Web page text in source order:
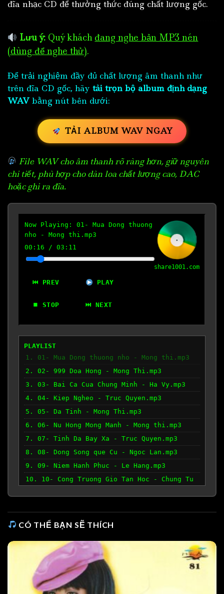
đĩa nhạc CD để thưởng thức đúng chất lượng gốc.
Lưu ý: Quý khách đang nghe bản MP3 nén
(dùng để nghe thử).
Để trải nghiệm đầy đủ chất lượng âm thanh như
trên đĩa CD gốc, hãy tải trọn bộ album định dạng
WAV bằng nút bên dưới:
TẢI ALBUM WAV NGAY
File WAV cho âm thanh rõ ràng hơn, giữ nguyên
chi tiết, phù hợp cho dàn loa chất lượng cao, DAC
hoặc ghi ra đĩa.
Now Playing: 01- Mua Dong thuong
nho - Mong thi.mp3
00:17 / 03:11
⏮ PREV PLAY
⏹ STOP ⏭ NEXT
share1001.com
PLAYLIST
1. 01- Mua Dong thuong nho - Mong thi.mp3
2. 02- 999 Doa Hong - Mong Thi.mp3
3. 03- Bai Ca Cua Chung Minh - Ha Vy.mp3
4. 04- Kiep Ngheo - Truc Quyen.mp3
5. 05- Da Tinh - Mong Thi.mp3
6. 06- Nu Hong Mong Manh - Mong thi.mp3
7. 07- Tinh Da Bay Xa - Truc Quyen.mp3
8. 08- Dong Song que Cu - Ngoc Lan.mp3
9. 09- Niem Hanh Phuc - Le Hang.mp3
10. 10- Cong Truong Gio Tan Hoc - Chung Tu
13. 13- Tinh Khuc Romance - Ngoc Hue -
Chung tu Luu.mp3
14. 14- Yeu Den Muon Doi - Ngoc Lan.mp3
CÓ THỂ BẠN SẼ THÍCH